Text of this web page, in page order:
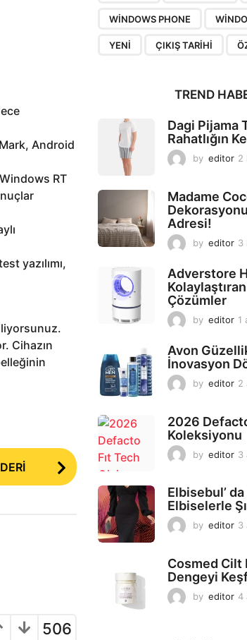
Android
RT
yazılımı,
Cihazın
506
WINDOWS PHONE
YENI ÇIKIŞ TARIHI
TREND
Dagi Pijama
Rahatlığın
by editor 2
Madame
Adresi!
by editor 3
Adverstore
Çözümler
by editor 1
Avon
İnovasyon
by editor 2
2026
Koleksiyonu
by editor 3
Elbisebul’
Elbiselerle
by editor 3
Cosmed Cilt
Dengeyi
by editor 4